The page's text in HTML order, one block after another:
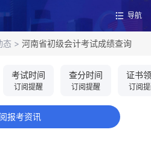
导航
态 > 河南省初级会计考试成绩查询
考试时间
订阅提醒
查分时间
订阅提醒
证书
订阅
报考资讯